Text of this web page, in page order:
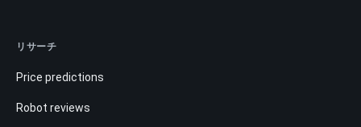
リサーチ
Price predictions
Robot reviews